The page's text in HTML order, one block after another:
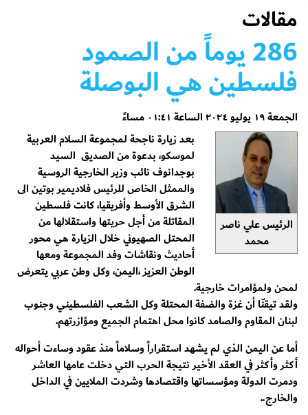
مقالات
286 يوماً من الصمود
فلسطين هي البوصلة
الجمعة ١٩ يوليو ٢٠٢٤ الساعة ٠١:٤١ مساءً
الرئيس علي ناصر
محمد
بعد زيارة ناجحة لمجموعة السلام العربية
لموسكو، بدعوة من الصديق السيد
بوجدانوف نائب وزير الخارجية الروسية
والممثل الخاص للرئيس فلاديمير بوتين الى
الشرق الأوسط وأفريقيا، كانت فلسطين
المقاتلة من أجل حريتها واستقلالها من
المحتل الصهيوني خلال الزيارة هي محور
أحاديث ونقاشات وفد المجموعة ومعها
الوطن العزيز ،اليمن، وكل وطن عربي يتعرض
لمحن ولمؤامرات خارجية.
ولقد تيقنّا أن غزة والضفة المحتلة وكل الشعب الفلسطيني وجنوب
لبنان المقاوم والصامد كانوا محل اهتمام الجميع ومؤازرتهم.
أما عن اليمن الذي لم يشهد استقراراً وسلاماً منذ عقود وساءت أحواله
أكثر وأكثر في العقد الأخير نتيجة الحرب التي دخلت عامها العاشر
ودمرت الدولة ومؤسساتها واقتصادها وشردت الملايين في الداخل
والخارج..